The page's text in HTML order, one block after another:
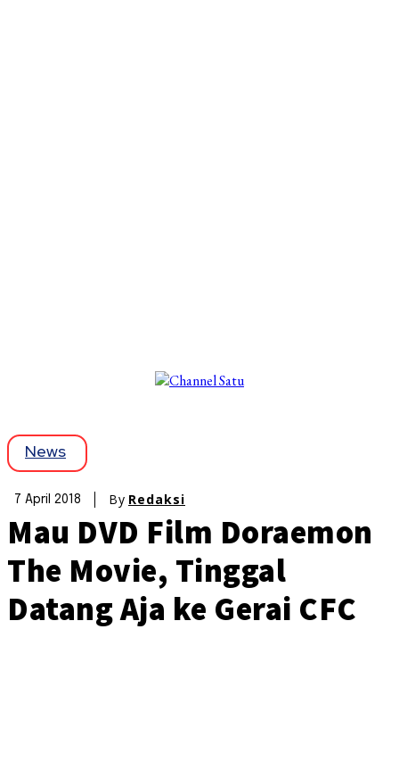
News
7 April 2018 By Redaksi
Mau DVD Film Doraemon
The Movie, Tinggal
Datang Aja ke Gerai CFC